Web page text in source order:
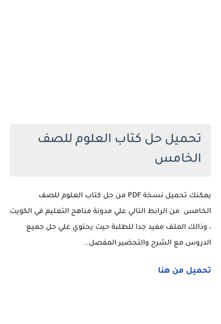
تحميل حل كتاب العلوم للصف
الخامس
يمكنك تحميل نسخة PDF من حل كتاب العلوم للصف
الخامس من الرابط التالي علي مدونة مناهج التعليم في الكويت
، وذالك الملف مفيد جدا للطلبة حيت يحتوي علي حل جميع
الدروس مع الشرح والتحضير المفصل..
تحميل من هنا